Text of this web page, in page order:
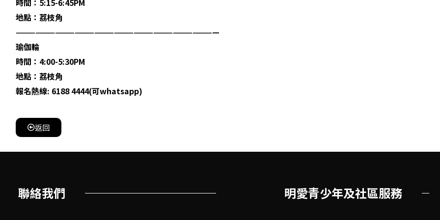
時間：5:15-6:45PM
地點：荔枝角
———————————————————————————————
瑜伽輪
時間：4:00-5:30PM
地點：荔枝角
報名熱線: 6188 4444(可whatsapp)
返回
聯絡我們 明愛青少年及社區服務